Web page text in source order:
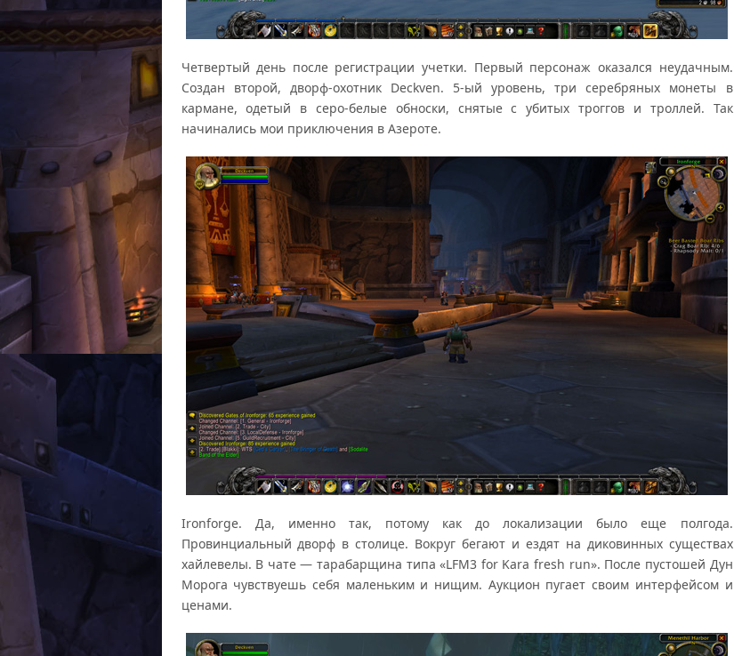
Четвертый день после регистрации учетки. Первый персонаж оказался неудачным.
Создан второй, дворф-охотник Deckven. 5-ый уровень, три серебряных монеты в
кармане, одетый в серо-белые обноски, снятые с убитых троггов и троллей. Так
начинались мои приключения в Азероте.
Ironforge. Да, именно так, потому как до локализации было еще полгода.
Провинциальный дворф в столице. Вокруг бегают и ездят на диковинных существах
хайлевелы. В чате — тарабарщина типа «LFM3 for Kara fresh run». После пустошей Дун
Морога чувствуешь себя маленьким и нищим. Аукцион пугает своим интерфейсом и
ценами.